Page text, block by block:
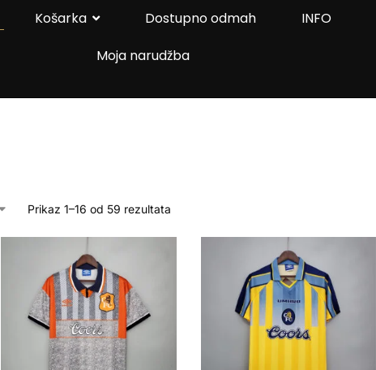
Košarka Dostupno odmah INFO
Moja narudžba
Prikaz 1–16 od 59 rezultata